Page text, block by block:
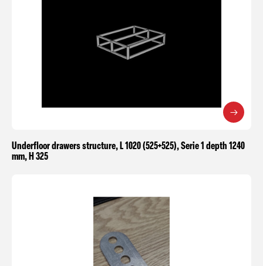
Underfloor drawers structure, L 1020 (525+525), Serie 1 depth 1240
mm, H 325